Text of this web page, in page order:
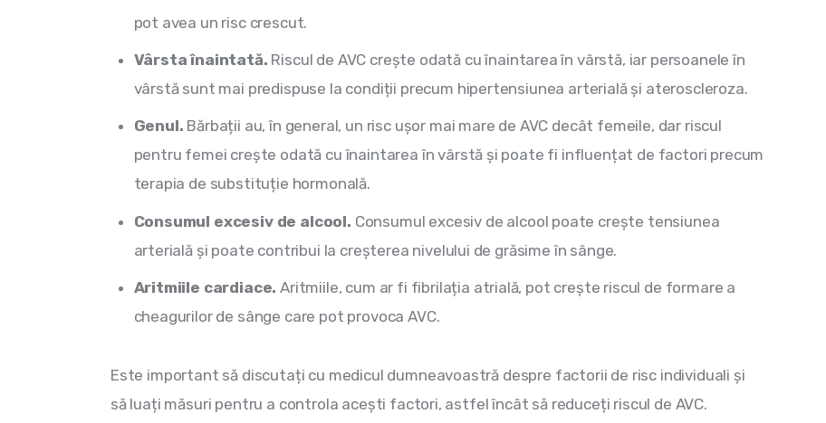
pot avea un risc crescut.
Vârsta înaintată. Riscul de AVC crește odată cu înaintarea în vârstă, iar persoanele în
vârstă sunt mai predispuse la condiții precum hipertensiunea arterială și ateroscleroza.
Genul. Bărbații au, în general, un risc ușor mai mare de AVC decât femeile, dar riscul
pentru femei crește odată cu înaintarea în vârstă și poate fi influențat de factori precum
terapia de substituție hormonală.
Consumul excesiv de alcool. Consumul excesiv de alcool poate crește tensiunea
arterială și poate contribui la creșterea nivelului de grăsime în sânge.
Aritmiile cardiace. Aritmiile, cum ar fi fibrilația atrială, pot crește riscul de formare a
cheagurilor de sânge care pot provoca AVC.
Este important să discutați cu medicul dumneavoastră despre factorii de risc individuali și
să luați măsuri pentru a controla acești factori, astfel încât să reduceți riscul de AVC.